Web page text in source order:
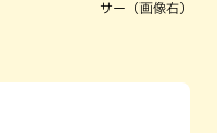
サー（画像右）